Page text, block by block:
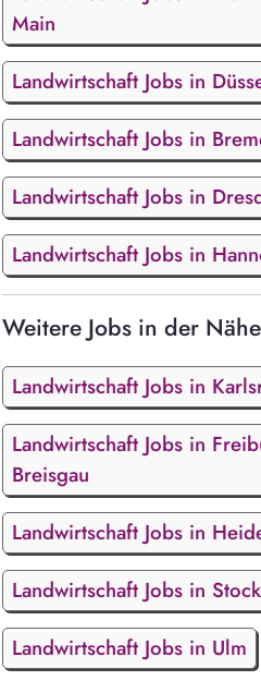
Main
Landwirtschaft Jobs in
Landwirtschaft Jobs in
Landwirtschaft Jobs in
Landwirtschaft Jobs in
Weitere Jobs in der Nähe
Landwirtschaft Jobs in
Landwirtschaft Jobs in
Breisgau
Landwirtschaft Jobs in
Landwirtschaft Jobs in
Landwirtschaft Jobs in Ulm